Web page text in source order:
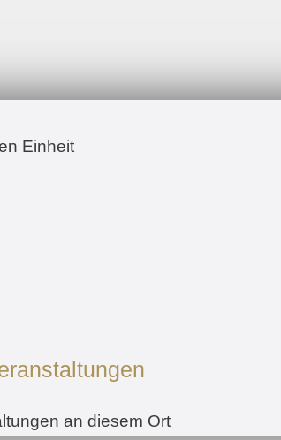
Einheit
an diesem Ort